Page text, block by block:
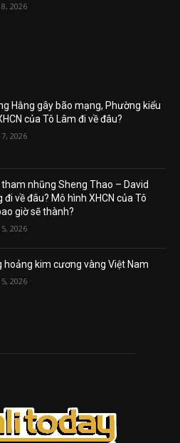
2026
Hằng gây bão mạng, Phường kiểu
của Tô Lâm đi về đâu?
2026
tham nhũng Sheng Thao – David
đi về đâu? Mô hình XHCN của Tô
giờ sẽ thành?
2026
hoảng kim cương vàng Việt Nam
2026